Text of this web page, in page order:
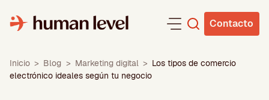
contenido
Contacto
Inicio > Blog > Marketing digital > Los tipos de comercio
electrónico ideales según tu negocio